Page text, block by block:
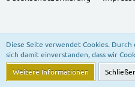
Stil:Freedom of Life,
Community-Software:
Diese Seite verwendet Cookies.
sich damit einverstanden, dass wir
Weitere Informationen